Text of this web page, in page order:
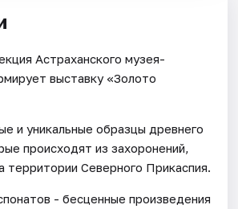
Астраханского музея-
выставку «Золото
и уникальные образцы древнего
происходят из захоронений,
территории Северного Прикаспия.
- бесценные произведения